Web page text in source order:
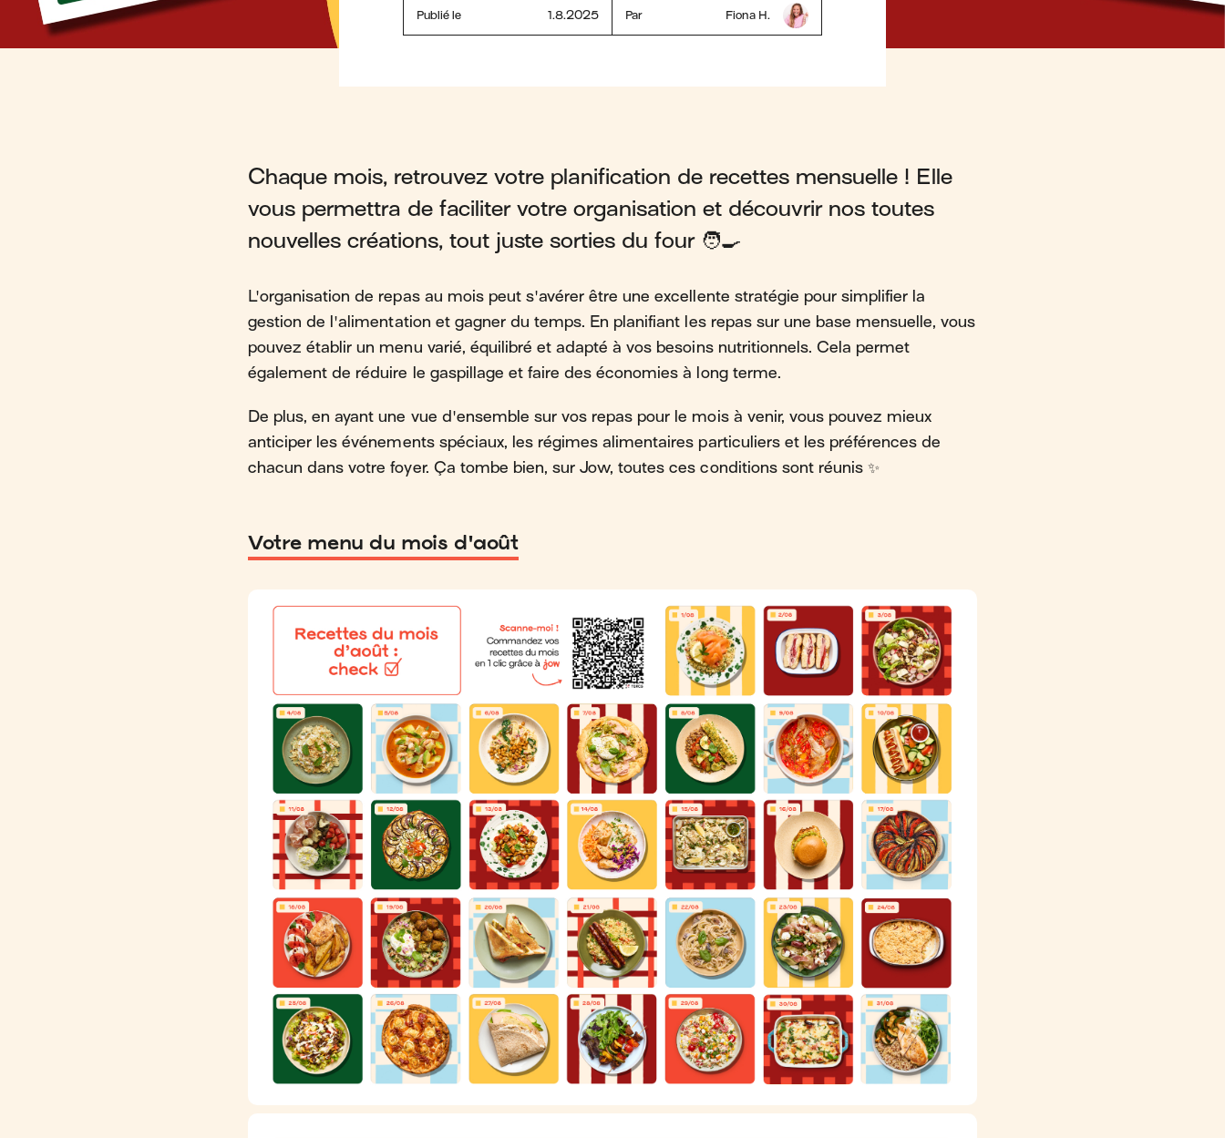
Publié le 1.8.2025 Par Fiona H.
Chaque mois, retrouvez votre planification de recettes mensuelle ! Elle
vous permettra de faciliter votre organisation et découvrir nos toutes
nouvelles créations, tout juste sorties du four 🧑‍🍳
L'organisation de repas au mois peut s'avérer être une excellente stratégie pour simplifier la
gestion de l'alimentation et gagner du temps. En planifiant les repas sur une base mensuelle, vous
pouvez établir un menu varié, équilibré et adapté à vos besoins nutritionnels. Cela permet
également de réduire le gaspillage et faire des économies à long terme.
De plus, en ayant une vue d'ensemble sur vos repas pour le mois à venir, vous pouvez mieux
anticiper les événements spéciaux, les régimes alimentaires particuliers et les préférences de
chacun dans votre foyer. Ça tombe bien, sur Jow, toutes ces conditions sont réunis ✨
Votre menu du mois d'août